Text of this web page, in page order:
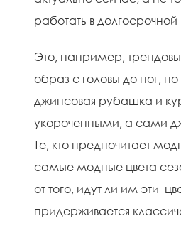
работать в
Это, например,
образ с головы до ног,
джинсовая рубашка и
укороченными, а сами
Те, кто предпочитает
самые модные цвета
от того, идут ли им эти
придерживается